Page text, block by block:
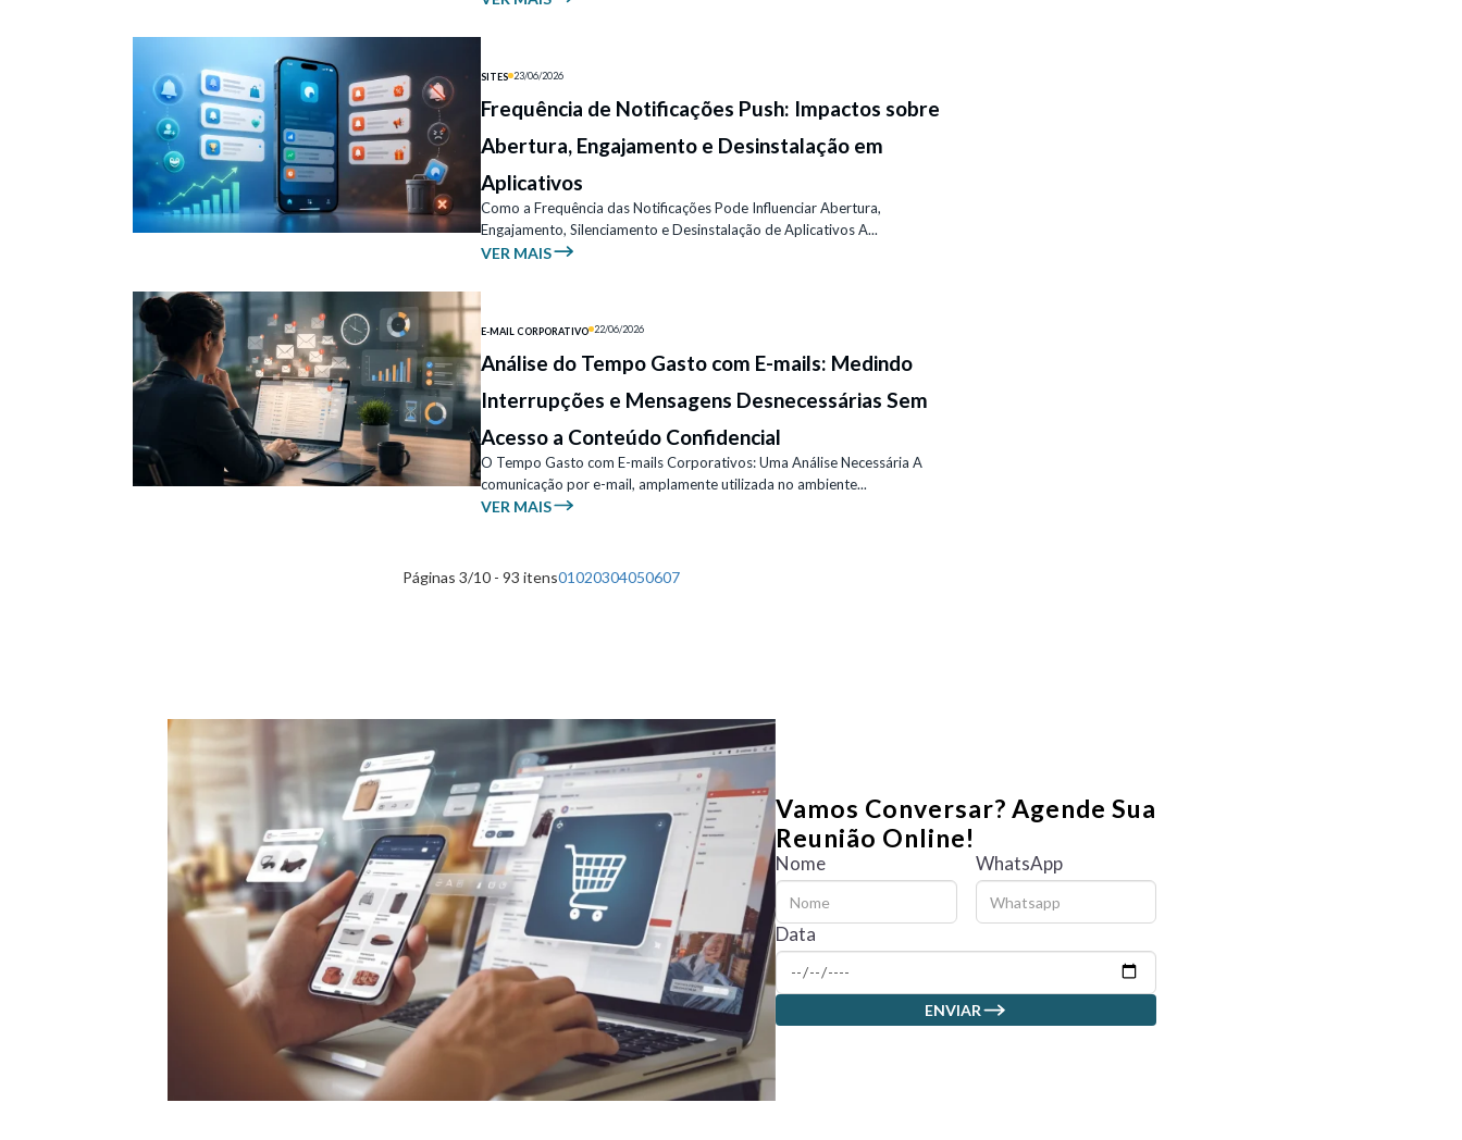
SITES 23/06/2026
Frequência de Notificações Push: Impactos sobre
Abertura, Engajamento e Desinstalação em
Aplicativos
Como a Frequência das Notificações Pode Influenciar Abertura,
Engajamento, Silenciamento e Desinstalação de Aplicativos A...
VER MAIS
E-MAIL CORPORATIVO 22/06/2026
Análise do Tempo Gasto com E-mails: Medindo
Interrupções e Mensagens Desnecessárias Sem
Acesso a Conteúdo Confidencial
O Tempo Gasto com E-mails Corporativos: Uma Análise Necessária A
comunicação por e-mail, amplamente utilizada no ambiente...
VER MAIS
Páginas 3/10 - 93 itens01020304050607
Vamos Conversar? Agende Sua
Reunião Online!
Nome WhatsApp
Data
ENVIAR